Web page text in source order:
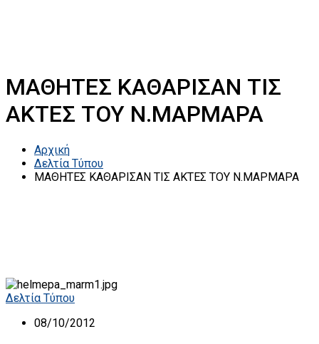
ΜΑΘΗΤΕΣ ΚΑΘΑΡΙΣΑΝ ΤΙΣ
ΑΚΤΕΣ ΤΟΥ Ν.ΜΑΡΜΑΡΑ
Αρχική
Δελτία Τύπου
ΜΑΘΗΤΕΣ ΚΑΘΑΡΙΣΑΝ ΤΙΣ ΑΚΤΕΣ ΤΟΥ Ν.ΜΑΡΜΑΡΑ
Δελτία Τύπου
08/10/2012